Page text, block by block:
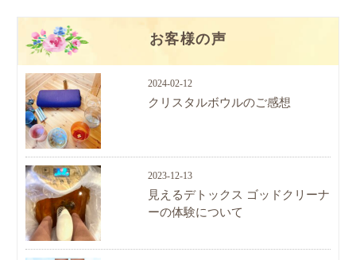
お客様の声
2024-02-12
クリスタルボウルのご感想
2023-12-13
見えるデトックス ゴッドクリーナ
ーの体験について